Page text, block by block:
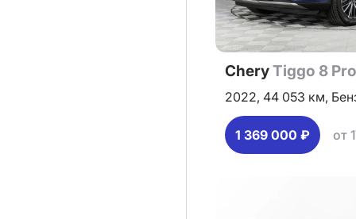
CheryTiggo 8
2022, 44 053 км,
1 369 000 ₽ от